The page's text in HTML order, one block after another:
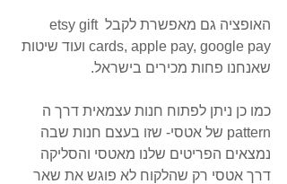
האופציה גם מאפשרת לקבל etsy gift
cards, apple pay, google pay ועוד שיטות
שאנחנו פחות מכירים בישראל.
כמו כן ניתן לפתוח חנות עצמאית דרך ה
pattern של אטסי- שזו בעצם חנות שבה
נמצאים הפריטים שלנו מאטסי והסליקה
דרך אטסי רק שהלקוח לא פוגש את שאר